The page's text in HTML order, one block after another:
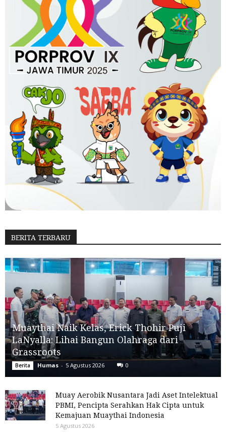
BERITA TERBARU
Muaythai Naik Kelas, Erick Thohir Puji
LaNyalla: Lihai Bangun Olahraga dari
Grassroots
Berita Humas - 5 Agustus 2026 0
Muay Aerobik Nusantara Jadi Aset Intelektual
PBMI, Pencipta Serahkan Hak Cipta untuk
Kemajuan Muaythai Indonesia
5 Agustus 2026